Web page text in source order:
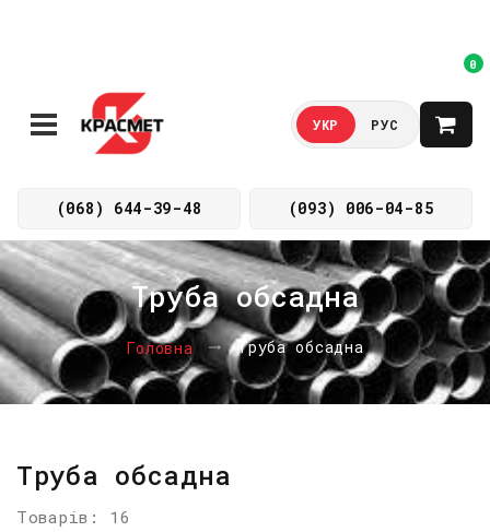
(068) 644-39-48 (093) 006-04-85
УКР РУС
0
Труба обсадна
Головна Труба обсадна
Труба обсадна
Товарів: 16